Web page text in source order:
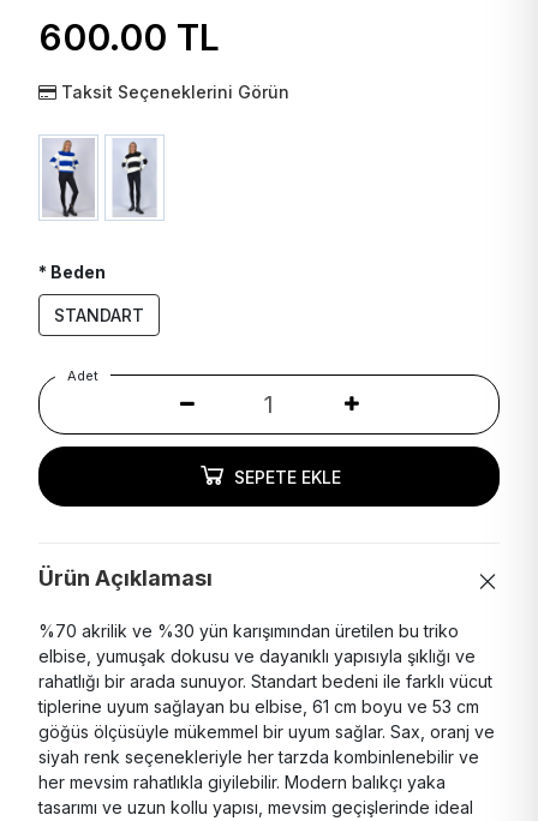
600.00 TL
Taksit Seçeneklerini Görün
* Beden
STANDART
Adet
SEPETE EKLE
Ürün Açıklaması
%70 akrilik ve %30 yün karışımından üretilen bu triko
elbise, yumuşak dokusu ve dayanıklı yapısıyla şıklığı ve
rahatlığı bir arada sunuyor. Standart bedeni ile farklı vücut
tiplerine uyum sağlayan bu elbise, 61 cm boyu ve 53 cm
göğüs ölçüsüyle mükemmel bir uyum sağlar. Sax, oranj ve
siyah renk seçenekleriyle her tarzda kombinlenebilir ve
her mevsim rahatlıkla giyilebilir. Modern balıkçı yaka
tasarımı ve uzun kollu yapısı, mevsim geçişlerinde ideal